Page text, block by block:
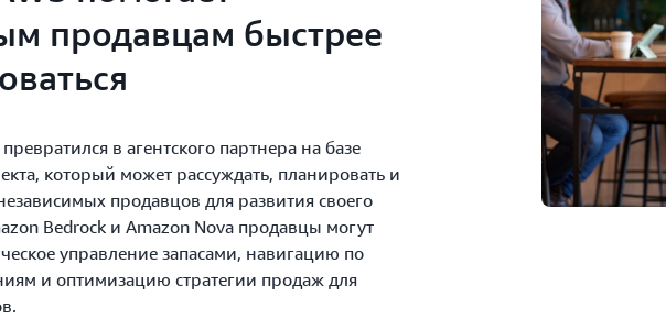
продавцам быстрее
в агентского партнера на базе
который может рассуждать, планировать и
продавцов для развития своего
Bedrock и Amazon Nova продавцы могут
управление запасами, навигацию по
и оптимизацию стратегии продаж для